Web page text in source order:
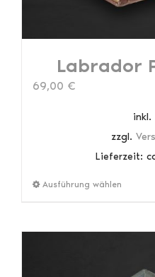
Labrador
69,00 €
inkl.
zzgl.
Lieferzeit:
Ausführung wählen